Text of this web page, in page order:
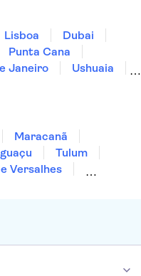
Lisboa
Dubai
Punta Cana
Janeiro
Ushuaia
Maracanã
Tulum
Versalhes